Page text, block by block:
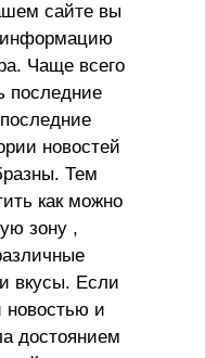
сайте вы
информацию
Чаще всего
последние
новостей
Тем
как можно
зону ,
вкусы. Если
новостью и
достоянием